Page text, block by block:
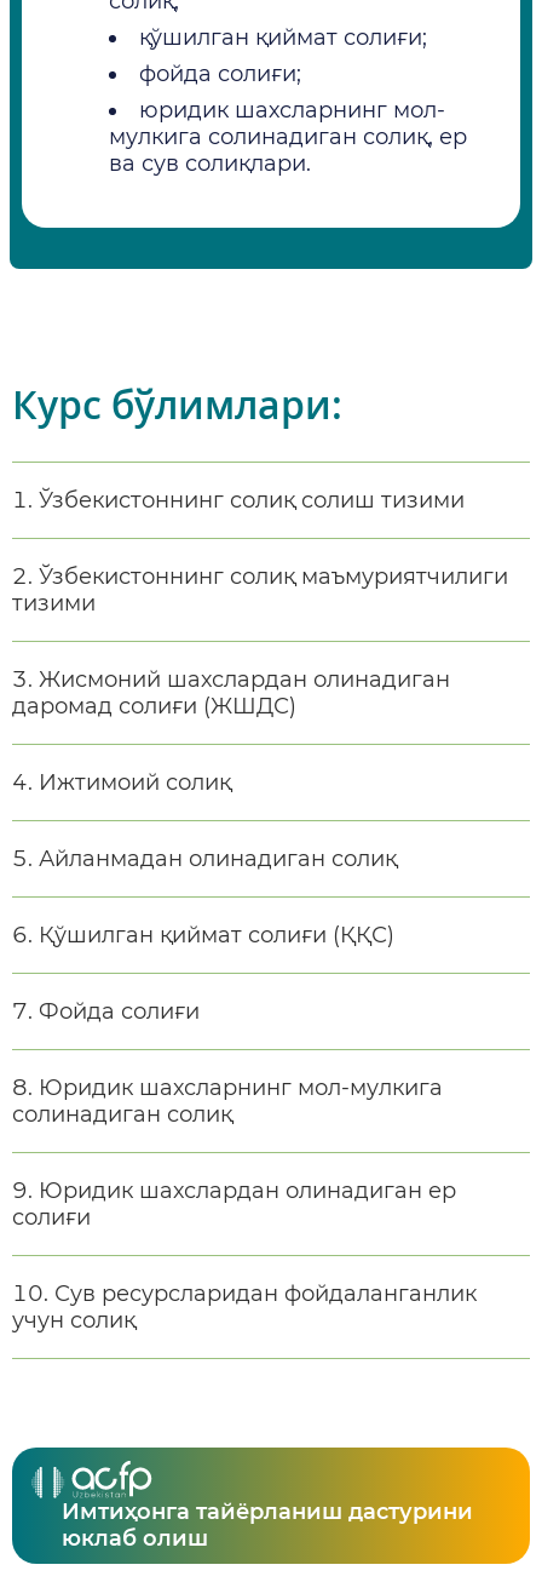
қўшилган қиймат солиғи;
фойда солиғи;
юридик шахсларнинг мол-
мулкига солинадиган солиқ, ер
ва сув солиқлари.
Курс бўлимлари:
Ўзбекистоннинг солиқ солиш тизими
Ўзбекистоннинг солиқ маъмуриятчилиги
тизими
Жисмоний шахслардан олинадиган
даромад солиғи (ЖШДС)
Ижтимоий солиқ
Айланмадан олинадиган солиқ
Қўшилган қиймат солиғи (ҚҚС)
Фойда солиғи
Юридик шахсларнинг мол-мулкига
солинадиган солиқ
Юридик шахслардан олинадиган ер
солиғи
Сув ресурсларидан фойдаланганлик
учун солиқ
Имтиҳонга тайёрланиш дастурини
юклаб олиш